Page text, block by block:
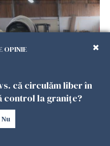
riscă să piardă
OPINIE
că circulăm liber în
control la granițe?
Nu